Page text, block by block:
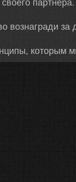
вознагради за
которым